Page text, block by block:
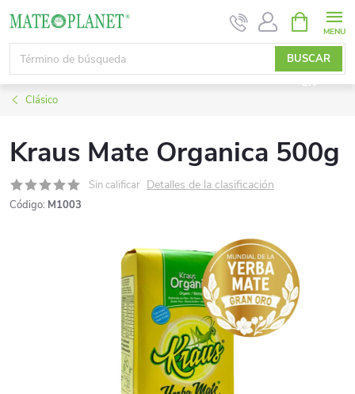
contenido
BUSCAR
EN
CESTA
DE
LA
COMPRA
Clásico
Kraus Mate Organica 500g
Sin calificar Detalles de la clasificación
Código: M1003